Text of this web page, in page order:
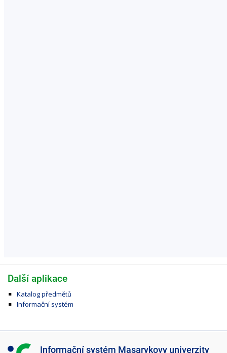
Další aplikace
Katalog předmětů
Informační systém
I Informační systém Masarykovy univerzity